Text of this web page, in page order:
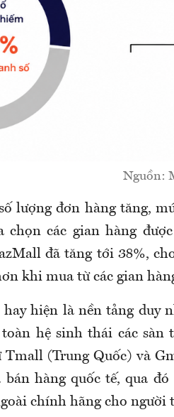
Nguồn:
lượng đơn hàng tăng,
chọn các gian hàng
đã tăng tới 38%,
khi mua từ các gian
hay hiện là nền tảng
hệ sinh thái các
Tmall (Trung Quốc) và
bán hàng quốc tế, qua
chính hãng cho người